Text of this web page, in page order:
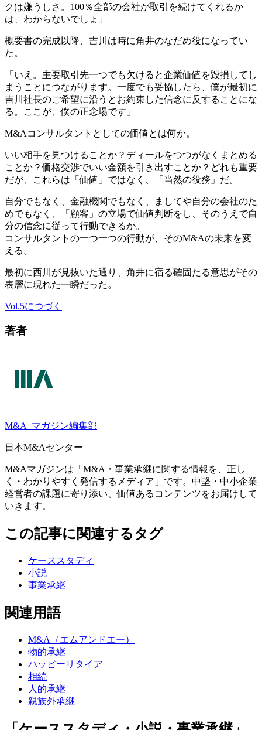
クは嫌うしさ。100％全部の会社が取引を続けてくれるか
は、わからないでしょ」
概要書の完成以降、吉川は時に角井のなだめ役になってい
た。
「いえ。主要取引先一つでも欠けると企業価値を毀損してし
まうことにつながります。一度でも妥協したら、僕が最初に
吉川社長のご希望に沿うとお約束した信念に反することにな
る。ここが、僕の正念場です」
M&Aコンサルタントとしての価値とは何か。
いい相手を見つけることか？ディールをつつがなくまとめる
ことか？価格交渉でいい金額を引き出すことか？どれも重要
だが、これらは「価値」ではなく、「当然の役務」だ。
自分でもなく、金融機関でもなく、ましてや自分の会社のた
めでもなく、「顧客」の立場で価値判断をし、そのうえで自
分の信念に従って行動できるか。
コンサルタントの一つ一つの行動が、そのM&Aの未来を変
える。
最初に西川が見抜いた通り、角井に宿る確固たる意思がその
表層に現れた一瞬だった。
Vol.5につづく
著者
M&A マガジン編集部
日本M&Aセンター
M&Aマガジンは「M&A・事業承継に関する情報を、正し
く・わかりやすく発信するメディア」です。中堅・中小企業
経営者の課題に寄り添い、価値あるコンテンツをお届けして
いきます。
この記事に関連するタグ
ケーススタディ
小説
事業承継
関連用語
M&A（エムアンドエー）
物的承継
ハッピーリタイア
相続
人的承継
親族外承継